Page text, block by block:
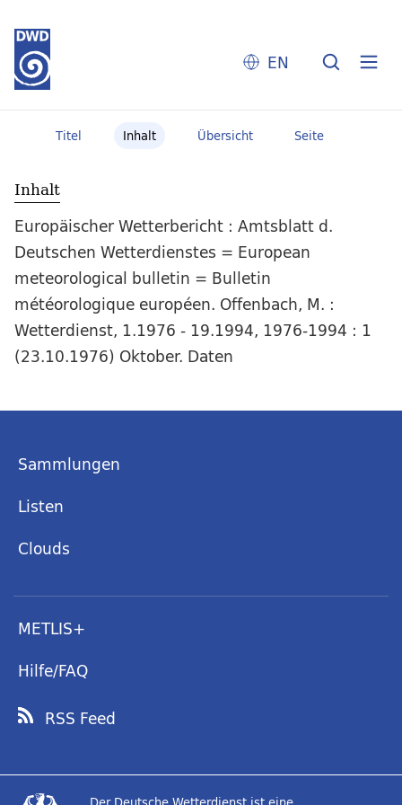
EN
Titel Inhalt Übersicht Seite
Inhalt
Europäischer Wetterbericht : Amtsblatt d.
Deutschen Wetterdienstes = European
meteorological bulletin = Bulletin
météorologique européen. Offenbach, M. :
Wetterdienst, 1.1976 - 19.1994, 1976-1994 : 1
(23.10.1976) Oktober. Daten
Sammlungen
Listen
Clouds
METLIS+
Hilfe/FAQ
RSS Feed